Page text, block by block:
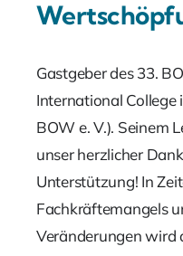
Gastgeber des 33.
International College
BOW e. V.). Seinem
unser herzlicher
Unterstützung! In
Fachkräftemangels
Veränderungen wird